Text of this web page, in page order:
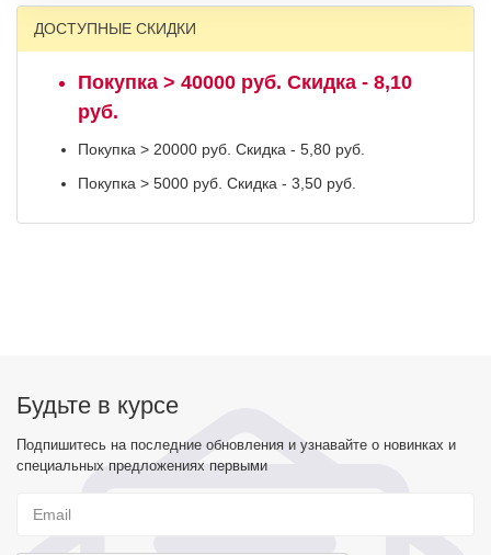
ДОСТУПНЫЕ СКИДКИ
Покупка > 40000 руб. Скидка - 8,10
руб.
Покупка > 20000 руб. Скидка - 5,80 руб.
Покупка > 5000 руб. Скидка - 3,50 руб.
Будьте в курсе
Подпишитесь на последние обновления и узнавайте о новинках и
специальных предложениях первыми